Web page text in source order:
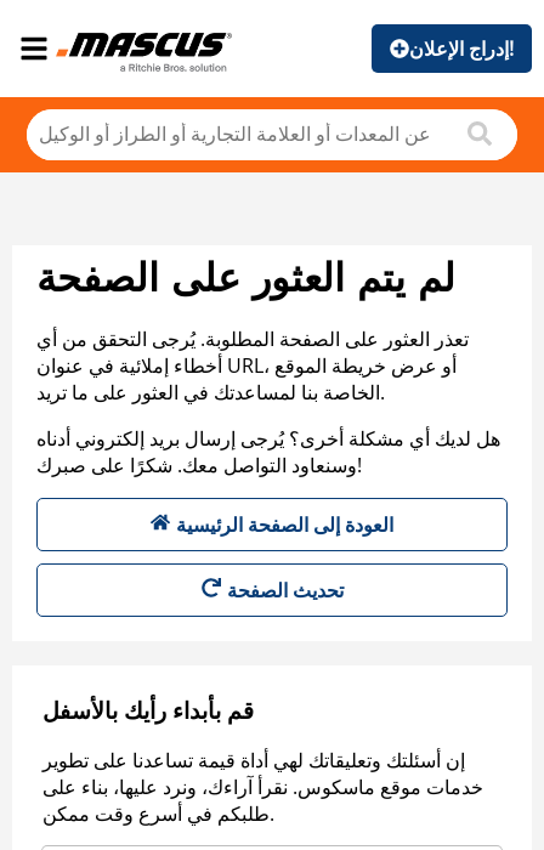
إدراج الإعلان!
لم يتم العثور على الصفحة
تعذر العثور على الصفحة المطلوبة. يُرجى التحقق من أي
أخطاء إملائية في عنوان URL، أو عرض خريطة الموقع
الخاصة بنا لمساعدتك في العثور على ما تريد.
هل لديك أي مشكلة أخرى؟ يُرجى إرسال بريد إلكتروني أدناه
وسنعاود التواصل معك. شكرًا على صبرك!
العودة إلى الصفحة الرئيسية
تحديث الصفحة
قم بأبداء رأيك بالأسفل
إن أسئلتك وتعليقاتك لهي أداة قيمة تساعدنا على تطوير
خدمات موقع ماسكوس. نقرأ آراءك، ونرد عليها، بناء على
طلبكم في أسرع وقت ممكن.